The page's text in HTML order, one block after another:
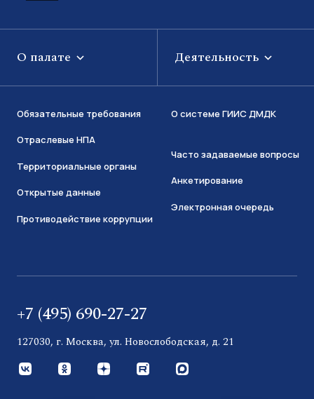
О палате Деятельность
Обязательные требования
Отраслевые НПА
Территориальные органы
Открытые данные
Противодействие коррупции
О системе ГИИС ДМДК
Часто задаваемые вопросы
Анкетирование
Электронная очередь
+7 (495) 690-27-27
127030, г. Москва, ул. Новослободская, д. 21